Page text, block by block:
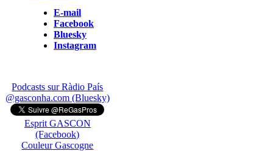
E-mail
Facebook
Bluesky
Instagram
Podcasts sur Ràdio País
@gasconha.com (Bluesky)
Esprit GASCON
(Facebook)
Couleur Gascogne